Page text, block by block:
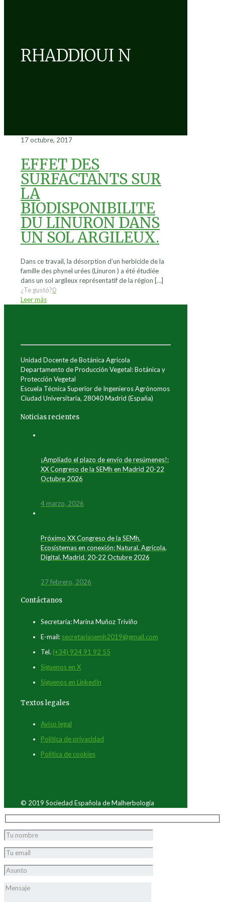
RHADDIOUI N
17 octubre, 2017
EFFET DES
SURFACTANTS SUR
LA
BIODISPONIBILITE
DU LINURON DANS
UN SOL ARGILEUX.
Dans ce travail, la désorption d’un herbicide de la
famille des phynel urées (Linuron ) a été étudiée
dans un sol argileux représentatif de la région […]
¿Te gustó?0
Leer más
Unidad Docente de Botánica Agrícola
Departamento de Producción Vegetal: Botánica y
Protección Vegetal
Escuela Técnica Superior de Ingenieros Agrónomos
Ciudad Universitaria, 28040 Madrid (España)
Noticias recientes
¡Ampliado el plazo de envío de resúmenes!:
XX Congreso de la SEMh en Madrid 20-22
Octubre 2026
4 marzo, 2026
Próximo XX Congreso de la SEMh.
Ecosistemas en conexión: Natural, Agrícola,
Digital. Madrid, 20-22 Octubre 2026
27 febrero, 2026
Contáctanos
Secretaría: Marina Muñoz Triviño
E-mail: secretariasemh2019@gmail.com
Tel. (+34) 924 91 92 55
Síguenos en X
Síguenos en LinkedIn
Textos legales
Aviso legal
Política de privacidad
Política de cookies
© 2019 Sociedad Española de Malherbología